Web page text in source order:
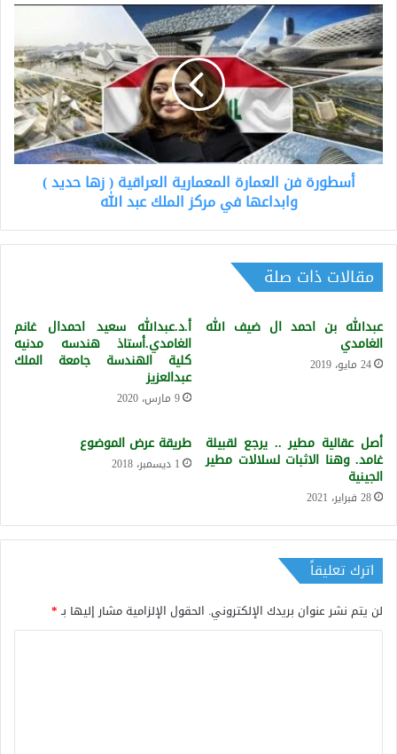
أسطورة
فن
العمارة
المعمارية
العراقية
(
زها
حديد
)
وابداعها
الملك
الله
أسطورة فن العمارة المعمارية العراقية ( زها حديد )
وابداعها في مركز الملك عبد الله
مقالات ذات صلة
عبدالله بن احمد ال ضيف الله
الغامدي
24 مايو، 2019
أ.د.عبدالله سعيد احمدال غانم
الغامدي.أستاذ هندسه مدنيه
كلية الهندسة جامعة الملك
عبدالعزيز
9 مارس، 2020
أصل عقالية مطير .. يرجع لقبيلة
غامد. وهنا الاثبات لسلالات مطير
الجينية
28 فبراير، 2021
طريقة عرض الموضوع
1 ديسمبر، 2018
اترك تعليقاً
لن يتم نشر عنوان بريدك الإلكتروني. الحقول الإلزامية مشار إليها بـ*